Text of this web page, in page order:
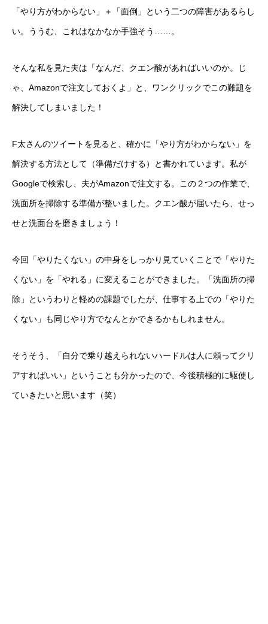
「やり方がわからない」＋「面倒」という二つの障害があるらし
い。ううむ、これはなかなか手強そう……。
そんな私を見た夫は「なんだ、クエン酸があればいいのか。じ
ゃ、Amazonで注文しておくよ」と、ワンクリックでこの難題を
解決してしまいました！
F太さんのツイートを見ると、確かに「やり方がわからない」を
解決する方法として（準備だけする）と書かれています。私が
Googleで検索し、夫がAmazonで注文する。この２つの作業で、
洗面所を掃除する準備が整いました。クエン酸が届いたら、せっ
せと洗面台を磨きましょう！
今回「やりたくない」の中身をしっかり見ていくことで「やりた
くない」を「やれる」に変えることができました。「洗面所の掃
除」というわりと軽めの課題でしたが、仕事する上での「やりた
くない」も同じやり方でなんとかできるかもしれません。
そうそう、「自分で乗り越えられないハードルは人に頼ってクリ
アすればいい」ということも分かったので、今後積極的に駆使し
ていきたいと思います（笑）